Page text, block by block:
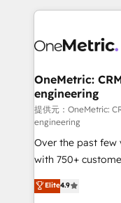
HubSpot
combine
and technology
growth. Our
architecture, AI
delivered through
for responsible AI adoption.
Partner and ISO
we blend
organisations
OneMetric:
engineering
提供元：OneMetric:
engineering
Over the past few
with 750+
healthcare, real
150+ HubSpot-
Elite4.9